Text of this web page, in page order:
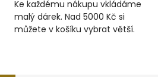
Ke každému nákupu vkládáme
malý dárek. Nad 5000 Kč si
můžete v košíku vybrat větší.